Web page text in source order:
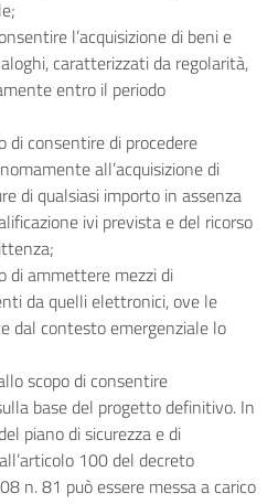
l’acquisizione di beni e
caratterizzati da regolarità,
entro il periodo
di consentire di procedere
all’acquisizione di
di qualsiasi importo in assenza
ivi prevista e del ricorso
di ammettere mezzi di
da quelli elettronici, ove le
dal contesto emergenziale lo
scopo di consentire
base del progetto definitivo. In
piano di sicurezza e di
100 del decreto
n. 81 può essere messa a carico